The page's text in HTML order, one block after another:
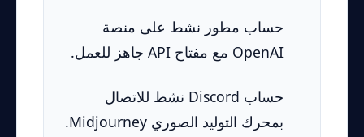
حساب مطور نشط على منصة
OpenAI مع مفتاح API جاهز للعمل.
حساب Discord نشط للاتصال
بمحرك التوليد الصوري Midjourney.